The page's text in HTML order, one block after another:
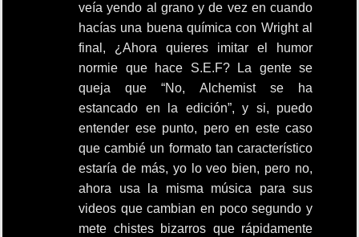
veía yendo al grano y de vez en cuando
hacías una buena química con Wright al
final, ¿Ahora quieres imitar el humor
normie que hace S.E.F? La gente se
queja que “No, Alchemist se ha
estancado en la edición”, y si, puedo
entender ese punto, pero en este caso
que cambié un formato tan característico
estaría de más, yo lo veo bien, pero no,
ahora usa la misma música para sus
videos que cambian en poco segundo y
mete chistes bizarros que rápidamente